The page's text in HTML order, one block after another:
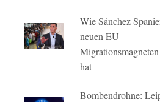
Wie Sánchez
neuen EU-
hat
Bombendrohne: